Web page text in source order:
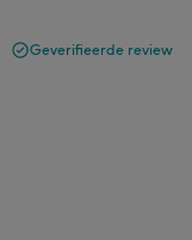
Geverifieerde review